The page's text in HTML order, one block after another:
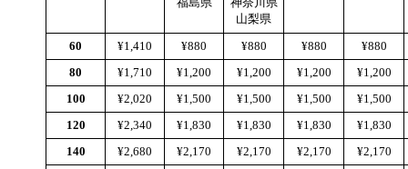
山梨県
60 ¥1,410 ¥880 ¥880 ¥880
¥880
80
¥1,710 ¥1,200 ¥1,200 ¥1,200
¥1,200
100
¥2,020 ¥1,500 ¥1,500 ¥1,500
¥1,500
120
¥2,340 ¥1,830 ¥1,830 ¥1,830
¥1,830
140
¥2,680 ¥2,170 ¥2,170 ¥2,170
¥2,170